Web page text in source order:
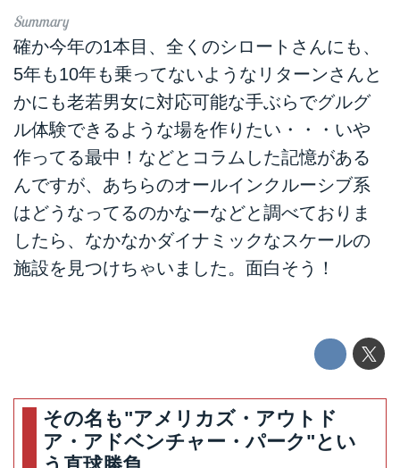
確か今年の1本目、全くのシロートさんにも、
5年も10年も乗ってないようなリターンさんと
かにも老若男女に対応可能な手ぶらでグルグ
ル体験できるような場を作りたい・・・いや
作ってる最中！などとコラムした記憶がある
んですが、あちらのオールインクルーシブ系
はどうなってるのかなーなどと調べておりま
したら、なかなかダイナミックなスケールの
施設を見つけちゃいました。面白そう！
その名も"アメリカズ・アウトド
ア・アドベンチャー・パーク"とい